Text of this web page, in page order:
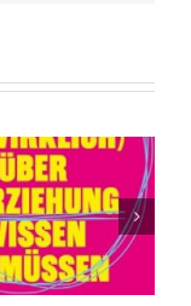
Die Abschaffung
des Todes von
Andreas
Eschbach